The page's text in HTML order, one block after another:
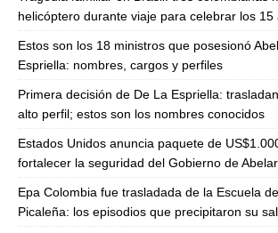
helicóptero durante viaje para celebrar los 15
Estos son los 18 ministros que posesionó
Espriella: nombres, cargos y perfiles
Primera decisión de De La Espriella:
alto perfil; estos son los nombres conocidos
Estados Unidos anuncia paquete de
fortalecer la seguridad del Gobierno de
Epa Colombia fue trasladada de la Escuela
Picaleña: los episodios que precipitaron su